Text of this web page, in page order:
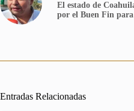
El estado de
por el Buen Fin
Entradas Relacionadas